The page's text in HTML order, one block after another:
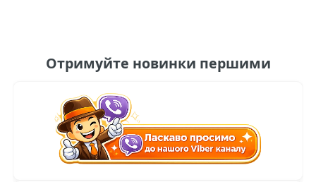
Отримуйте новинки першими